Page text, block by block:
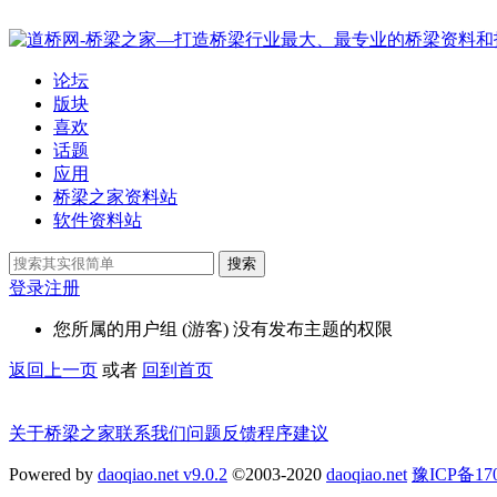
论坛
版块
喜欢
话题
应用
桥梁之家资料站
软件资料站
搜索
登录注册
您所属的用户组 (游客) 没有发布主题的权限
返回上一页 或者 回到首页
关于桥梁之家联系我们问题反馈程序建议
Powered by daoqiao.net v9.0.2 ©2003-2020 daoqiao.net 豫ICP备